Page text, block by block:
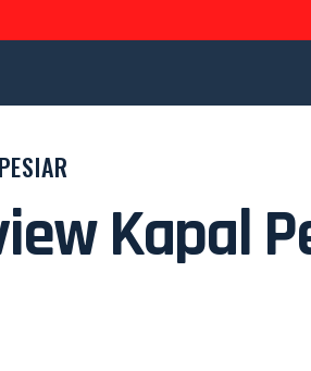
Kapal